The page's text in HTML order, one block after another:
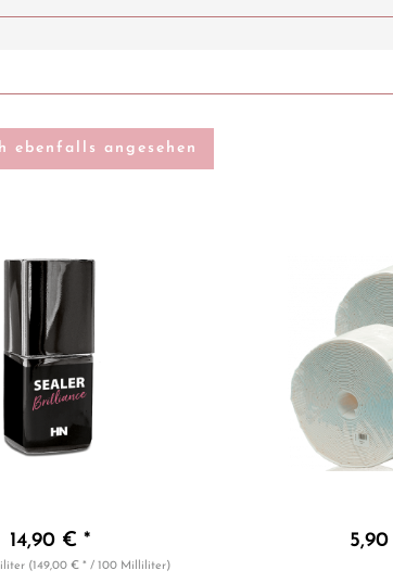
ebenfalls angesehen
14,90 € *
(149,00 € * / 100 Milliliter)